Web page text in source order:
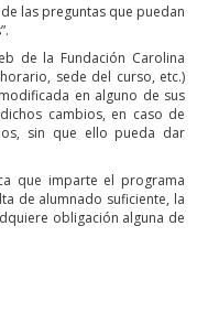
las preguntas que puedan
de la Fundación Carolina
sede del curso, etc.)
en alguno de sus
cambios, en caso de
sin que ello pueda dar
que imparte el programa
de alumnado suficiente, la
obligación alguna de